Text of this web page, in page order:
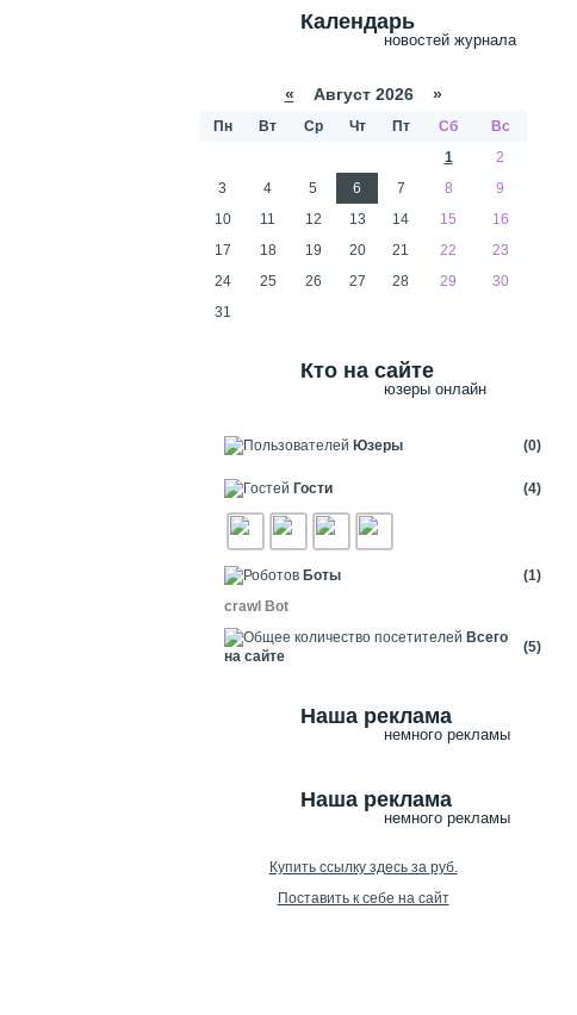
вам в приготовлении сложного рецепта.
Календарь
новостей журнала
« Август 2026 »
Пн Вт Ср Чт Пт Сб
Вс
1
2
3
4 5 6 7 8
9
10
11 12 13 14 15
16
17
18 19 20 21 22
23
24
25 26 27 28 29
30
31
Кто на сайте
юзеры онлайн
Юзеры (0)
Гости (4)
Боты
(1)
crawl Bot
Всего
на сайте
(5)
Наша реклама
немного рекламы
Наша реклама
немного рекламы
Купить ссылку здесь за руб.
Поставить к себе на сайт